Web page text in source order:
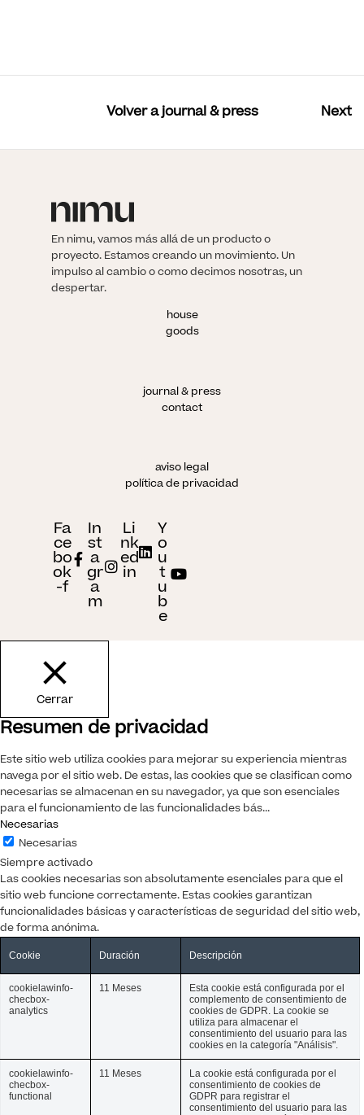
Volver a journal & press Next
En nimu, vamos más allá de un producto o
proyecto. Estamos creando un movimiento. Un
impulso al cambio o como decimos nosotras, un
despertar.
house
goods
journal & press
contact
aviso legal
política de privacidad
Fa
ce
bo
ok
-f
In
st
a
gr
a
m
Li
nk
ed
in
Y
o
u
t
u
b
e
Cerrar
Resumen de privacidad
Este sitio web utiliza cookies para mejorar su experiencia mientras
navega por el sitio web. De estas, las cookies que se clasifican como
necesarias se almacenan en su navegador, ya que son esenciales
para el funcionamiento de las funcionalidades bás...
Necesarias
Necesarias
Siempre activado
Las cookies necesarias son absolutamente esenciales para que el
sitio web funcione correctamente. Estas cookies garantizan
funcionalidades básicas y características de seguridad del sitio web,
de forma anónima.
Cookie Duración Descripción
cookielawinfo-
checbox-
analytics
11 Meses
Esta cookie está configurada por el
complemento de consentimiento de
cookies de GDPR. La cookie se
utiliza para almacenar el
consentimiento del usuario para las
cookies en la categoría "Análisis".
cookielawinfo-
checbox-
functional
11 Meses
La cookie está configurada por el
consentimiento de cookies de
GDPR para registrar el
consentimiento del usuario para las